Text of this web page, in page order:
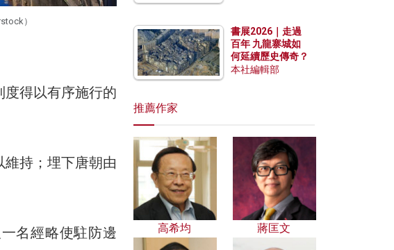
）
得以有序施行的
持；埋下唐朝由
名經略使駐防邊
書展2026｜走過
百年 九龍寨城如
何延續歷史傳奇？
本社編輯部
推薦作家
高希均 蔣匡文